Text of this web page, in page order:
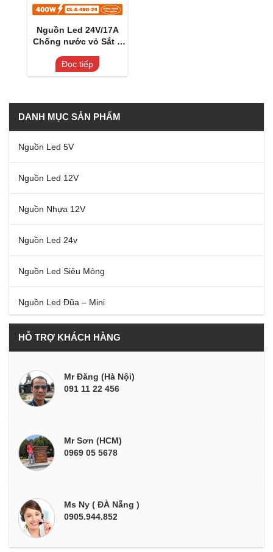
Nguồn Led 24V/17A
Chống nước vỏ Sắt –
Đọc tiếp
DANH MỤC SẢN PHẨM
Nguồn Led 5V
Nguồn Led 12V
Nguồn Nhựa 12V
Nguồn Led 24v
Nguồn Led Siêu Mỏng
Nguồn Led Đũa – Mini
HỖ TRỢ KHÁCH HÀNG
Mr Đăng (Hà Nội)
091 11 22 456
Mr Sơn (HCM)
0969 05 5678
Ms Ny ( ĐÀ Nẵng )
0905.944.852